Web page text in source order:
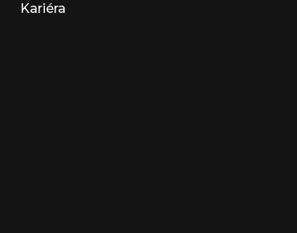
Kariéra